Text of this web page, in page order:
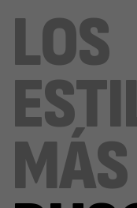
LOS
MÁS